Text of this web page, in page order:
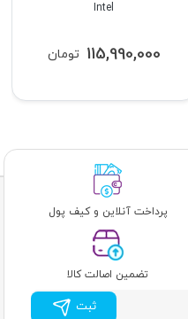
Intel
تومان 115,990,000
پرداخت آنلاین و کیف پول
تضمین اصالت کالا
ثبت